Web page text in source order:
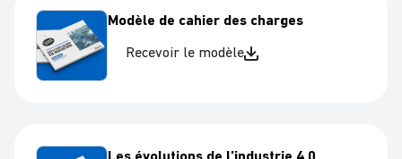
Modèle de cahier des charges
Recevoir le modèle